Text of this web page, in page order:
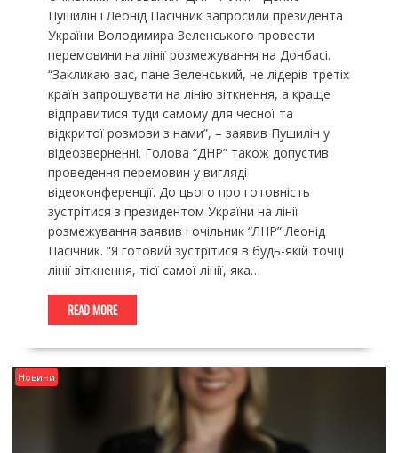
Пушилін і Леонід Пасічник запросили президента
України Володимира Зеленського провести
перемовини на лінії розмежування на Донбасі.
“Закликаю вас, пане Зеленський, не лідерів третіх
країн запрошувати на лінію зіткнення, а краще
відправитися туди самому для чесної та
відкритої розмови з нами”, – заявив Пушилін у
відеозверненні. Голова “ДНР” також допустив
проведення перемовин у вигляді
відеоконференції. До цього про готовність
зустрітися з президентом України на лінії
розмежування заявив і очільник “ЛНР” Леонід
Пасічник. “Я готовий зустрітися в будь-якій точці
лінії зіткнення, тієї самої лінії, яка…
READ MORE
Новини